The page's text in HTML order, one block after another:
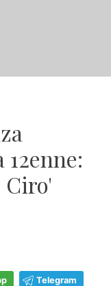
Ciro'
Telegram